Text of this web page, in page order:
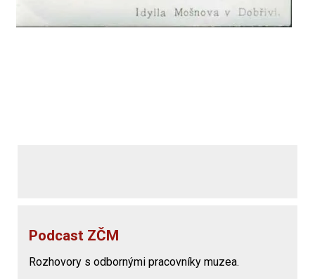
Podcast ZČM
Rozhovory s odbornými pracovníky muzea.